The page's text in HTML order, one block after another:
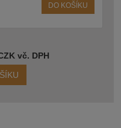
DO KOŠÍKU
vč. DPH